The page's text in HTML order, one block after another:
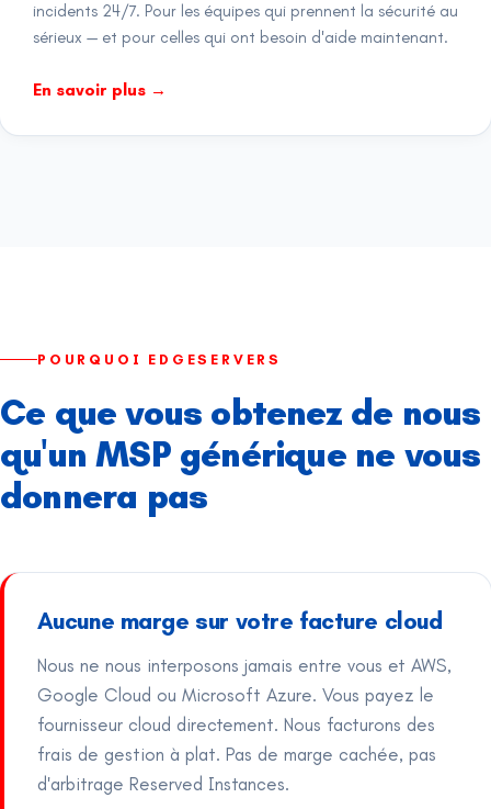
incidents 24/7. Pour les équipes qui prennent la sécurité au
sérieux — et pour celles qui ont besoin d'aide maintenant.
En savoir plus →
POURQUOI EDGESERVERS
Ce que vous obtenez de nous
qu'un MSP générique ne vous
donnera pas
Aucune marge sur votre facture cloud
Nous ne nous interposons jamais entre vous et AWS,
Google Cloud ou Microsoft Azure. Vous payez le
fournisseur cloud directement. Nous facturons des
frais de gestion à plat. Pas de marge cachée, pas
d'arbitrage Reserved Instances.